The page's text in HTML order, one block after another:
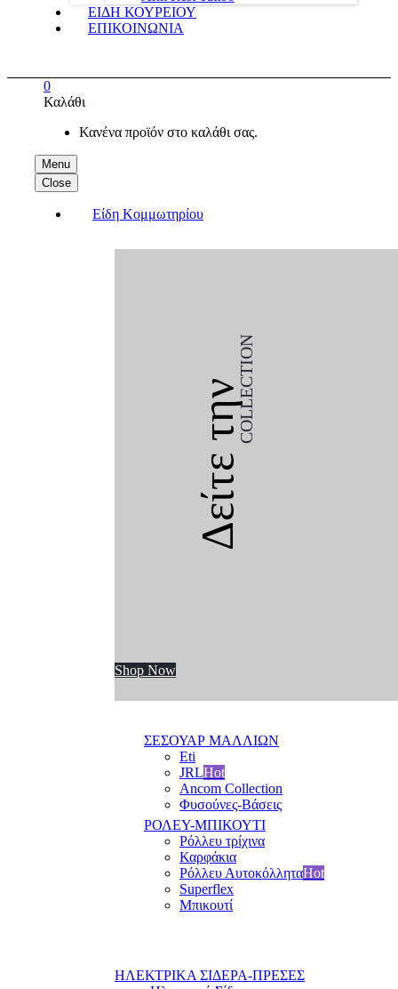
ΕΙΔΗ ΚΟΥΡΕΙΟΥ
ΕΠΙΚΟΙΝΩΝΙΑ
Menu
Close
Είδη Κομμωτηρίου
Δείτε τηνCOLLECTION
Shop Now
ΣΕΣΟΥΑΡ ΜΑΛΛΙΩΝ
Eti
JRLHot
Ancom Collection
Φυσούνες-Βάσεις
ΡΟΛΕΥ-ΜΠΙΚΟΥΤΙ
Ρόλλευ τρίχινα
Καρφάκια
Ρόλλευ ΑυτοκόλληταHot
Superflex
Μπικουτί
ΗΛΕΚΤΡΙΚΑ ΣΙΔΕΡΑ-ΠΡΕΣΕΣ
0
Καλάθι
Κανένα προϊόν στο καλάθι σας.